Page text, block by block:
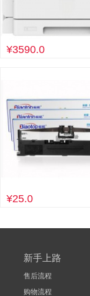
¥3590.0
¥25.0
新手上路
售后流程
购物流程